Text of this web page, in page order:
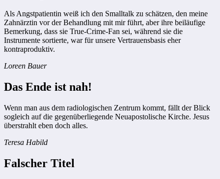
Als Angstpatientin weiß ich den Smalltalk zu schätzen, den meine
Zahnärztin vor der Behandlung mit mir führt, aber ihre beiläufige
Bemerkung, dass sie True-Crime-Fan sei, während sie die
Instrumente sortierte, war für unsere Vertrauensbasis eher
kontraproduktiv.
Loreen Bauer
Das Ende ist nah!
Wenn man aus dem radiologischen Zentrum kommt, fällt der Blick
sogleich auf die gegenüberliegende Neuapostolische Kirche. Jesus
überstrahlt eben doch alles.
Teresa Habild
Falscher Titel